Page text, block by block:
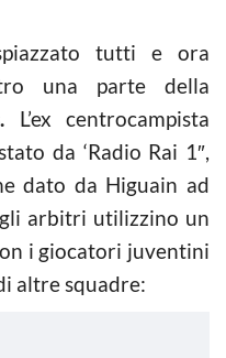
tutti e ora
una parte della
L’ex centrocampista
da ‘Radio Rai 1″,
dato da Higuain ad
arbitri utilizzino un
i giocatori juventini
altre squadre: